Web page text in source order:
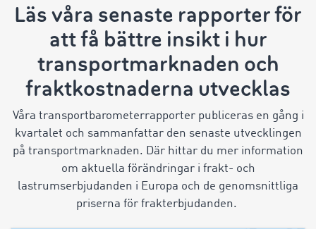
Läs våra senaste rapporter för
att få bättre insikt i hur
transportmarknaden och
fraktkostnaderna utvecklas
Våra transportbarometerrapporter publiceras en gång i
kvartalet och sammanfattar den senaste utvecklingen
på transportmarknaden. Där hittar du mer information
om aktuella förändringar i frakt- och
lastrumserbjudanden i Europa och de genomsnittliga
priserna för frakterbjudanden.